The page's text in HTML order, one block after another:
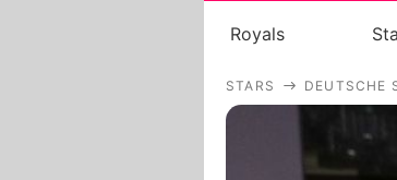
Royals
STARS DEUTSCHE